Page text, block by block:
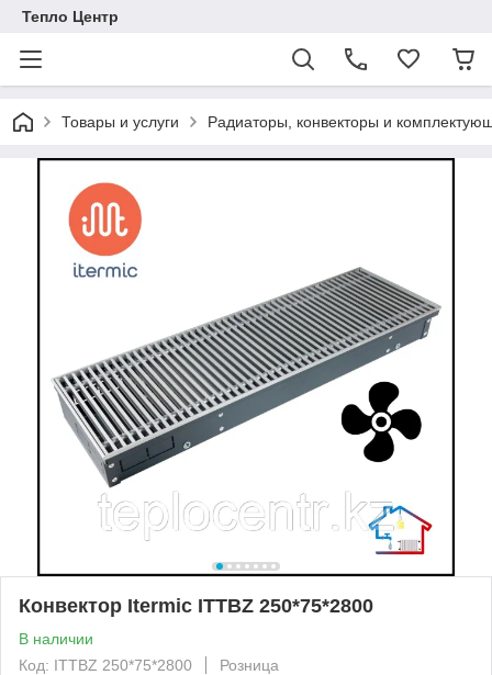
Тепло Центр
Товары и услуги Радиаторы, конвекторы и
Конвектор Itermic ITTBZ 250*75*2800
В наличии
Код: ITTBZ 250*75*2800
Розница